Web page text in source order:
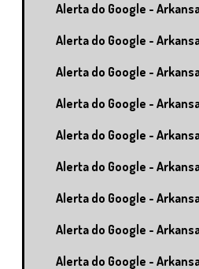
Alerta do Google -
Alerta do Google -
Alerta do Google -
Alerta do Google -
Alerta do Google -
Alerta do Google -
Alerta do Google -
Alerta do Google -
Alerta do Google -